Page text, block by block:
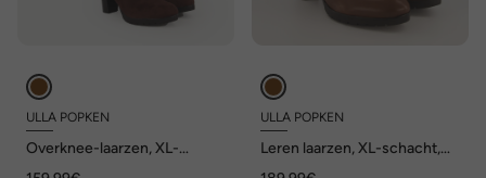
ULLA POPKEN
Overknee-laarzen, XL-
ULLA POPKEN
Leren laarzen, XL-schacht,